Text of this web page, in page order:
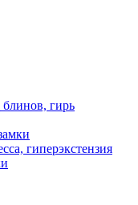
блинов, гирь
гиперэкстензия